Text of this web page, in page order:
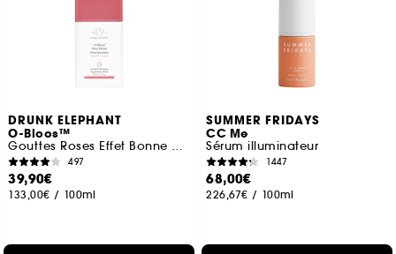
DRUNK ELEPHANT
O-Bloos™
Gouttes Roses Effet Bonne Mine
497
39,90€
133,00€ / 100ml
SUMMER FRIDAYS
CC Me
Sérum illuminateur
1447
68,00€
226,67€ / 100ml